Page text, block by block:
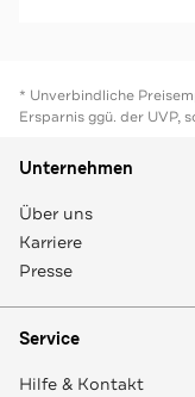
* Unverbindliche
Ersparnis ggü. der UVP,
Unternehmen
Über uns
Karriere
Presse
Service
Hilfe & Kontakt